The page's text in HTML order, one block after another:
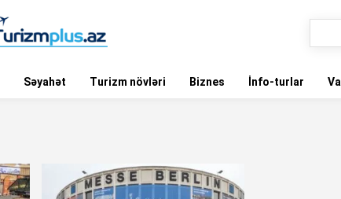
Səyahət Turizm növləri Biznes İnfo-turlar